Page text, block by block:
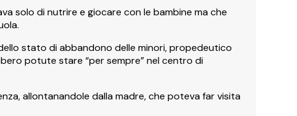
solo di nutrire e giocare con le bambine ma che
stato di abbandono delle minori, propedeutico
potute stare “per sempre” nel centro di
allontanandole dalla madre, che poteva far visita